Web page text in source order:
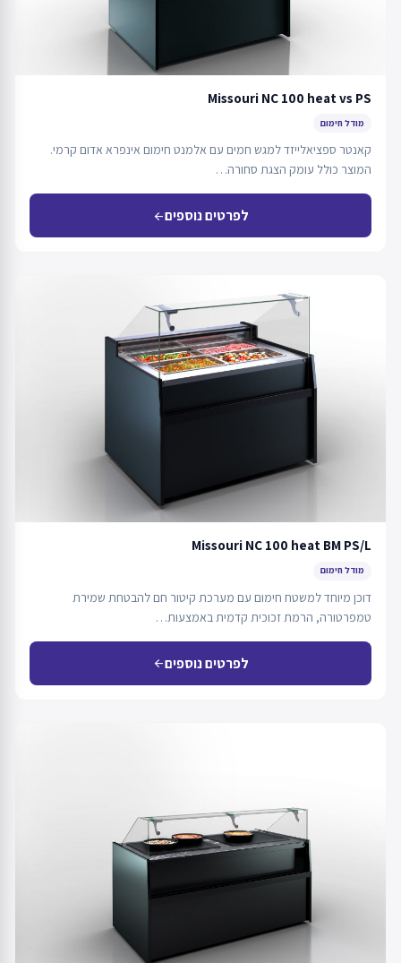
Missouri NC 100 heat vs PS
מודל חימום
קאנטר ספציאלייזד למגש חמים עם אלמנט חימום אינפרא אדום קרמי.
המוצר כולל עומק הצגת סחורה…
לפרטים נוספיםarrow_back
Missouri NC 100 heat BM PS/L
מודל חימום
דוכן מיוחד למשטח חימום עם מערכת קיטור חם להבטחת שמירת
טמפרטורה, הרמת זכוכית קדמית באמצעות…
לפרטים נוספיםarrow_back